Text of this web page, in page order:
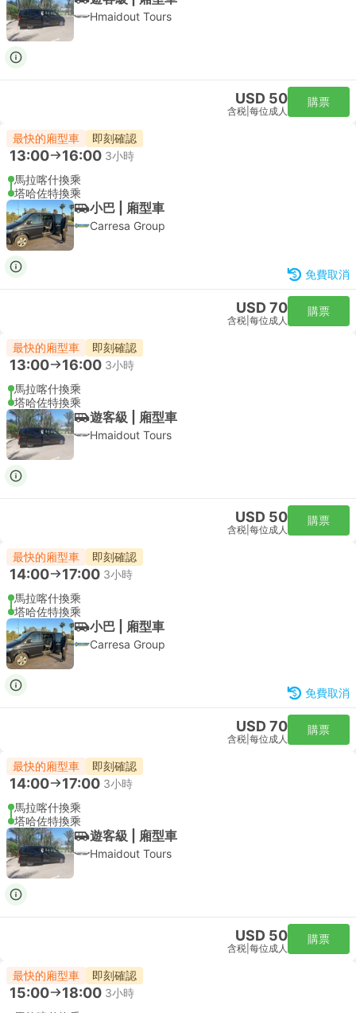
Hmaidout Tours
USD 50
含税 每位成人
購票
最快的廂型車 即刻確認
13:00 16:00 3小時
馬拉喀什換乘
塔哈佐特換乘
小巴 | 廂型車
Carresa Group
免費取消
USD 70
含税 每位成人
購票
最快的廂型車 即刻確認
13:00 16:00 3小時
馬拉喀什換乘
塔哈佐特換乘
遊客級 | 廂型車
Hmaidout Tours
USD 50
含税 每位成人
購票
最快的廂型車 即刻確認
14:00 17:00 3小時
馬拉喀什換乘
塔哈佐特換乘
小巴 | 廂型車
Carresa Group
免費取消
USD 70
含税 每位成人
購票
最快的廂型車 即刻確認
14:00 17:00 3小時
馬拉喀什換乘
塔哈佐特換乘
遊客級 | 廂型車
Hmaidout Tours
USD 50
含税 每位成人
購票
最快的廂型車 即刻確認
15:00 18:00 3小時